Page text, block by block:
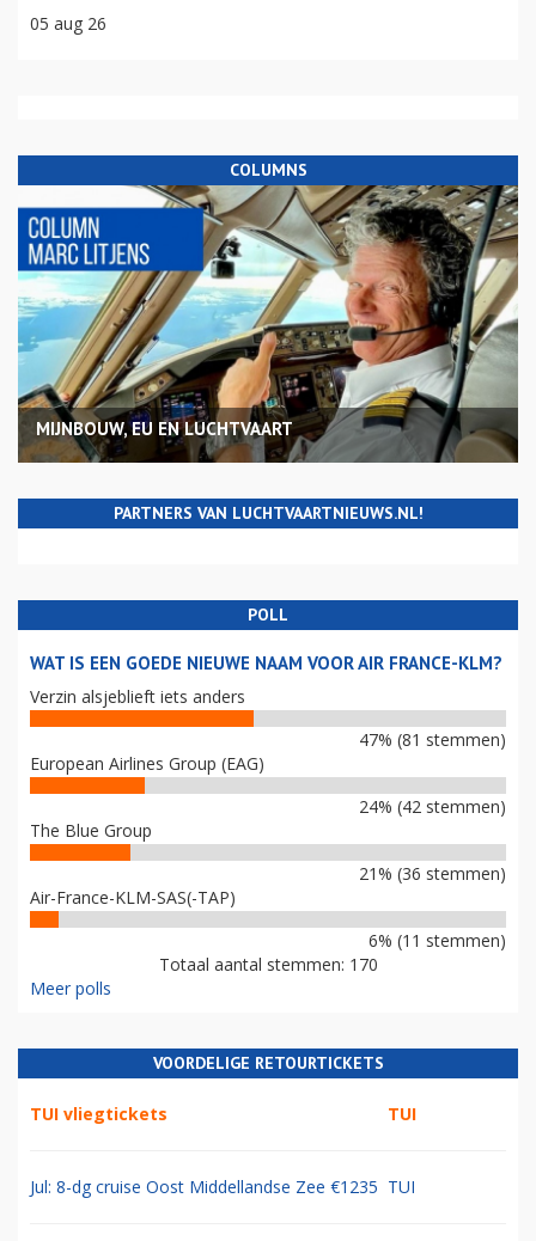
05 aug 26
COLUMNS
MIJNBOUW, EU EN LUCHTVAART
PARTNERS VAN LUCHTVAARTNIEUWS.NL!
POLL
WAT IS EEN GOEDE NIEUWE NAAM VOOR AIR FRANCE-KLM?
Verzin alsjeblieft iets anders
47% (81 stemmen)
European Airlines Group (EAG)
24% (42 stemmen)
The Blue Group
21% (36 stemmen)
Air-France-KLM-SAS(-TAP)
6% (11 stemmen)
Totaal aantal stemmen: 170
Meer polls
VOORDELIGE RETOURTICKETS
TUI vliegtickets TUI
Jul: 8-dg cruise Oost Middellandse Zee €1235 TUI